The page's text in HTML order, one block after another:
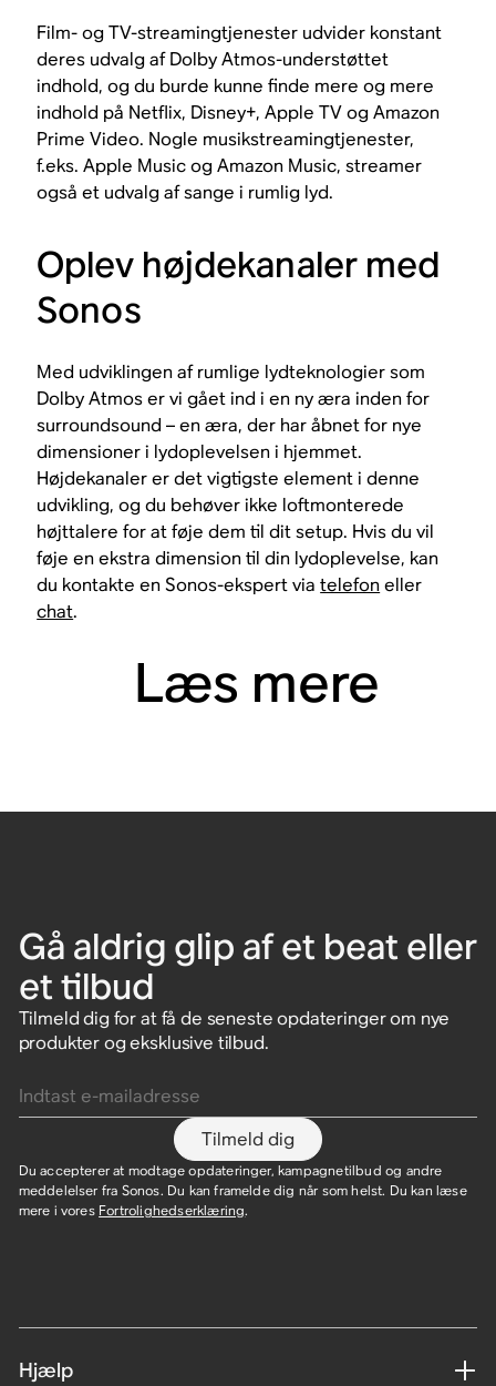
Film- og TV-streamingtjenester udvider konstant
deres udvalg af Dolby Atmos-understøttet
indhold, og du burde kunne finde mere og mere
indhold på Netflix, Disney+, Apple TV og Amazon
Prime Video. Nogle musikstreamingtjenester,
f.eks. Apple Music og Amazon Music, streamer
også et udvalg af sange i rumlig lyd.
Oplev højdekanaler med
Sonos
Med udviklingen af rumlige lydteknologier som
Dolby Atmos er vi gået ind i en ny æra inden for
surroundsound – en æra, der har åbnet for nye
dimensioner i lydoplevelsen i hjemmet.
Højdekanaler er det vigtigste element i denne
udvikling, og du behøver ikke loftmonterede
højttalere for at føje dem til dit setup. Hvis du vil
føje en ekstra dimension til din lydoplevelse, kan
du kontakte en Sonos-ekspert viatelefoneller
chat.
Læs mere
Gå aldrig glip af et beat eller
et tilbud
Tilmeld dig for at få de seneste opdateringer om nye
produkter og eksklusive tilbud.
Tilmeld dig
Du accepterer at modtage opdateringer, kampagnetilbud og andre
meddelelser fra Sonos. Du kan framelde dig når som helst. Du kan læse
mere i vores Fortrolighedserklæring.
Hjælp